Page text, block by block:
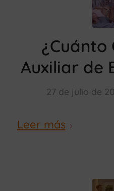
¿Cuánto
Auxiliar de
27 de julio de
Leer más